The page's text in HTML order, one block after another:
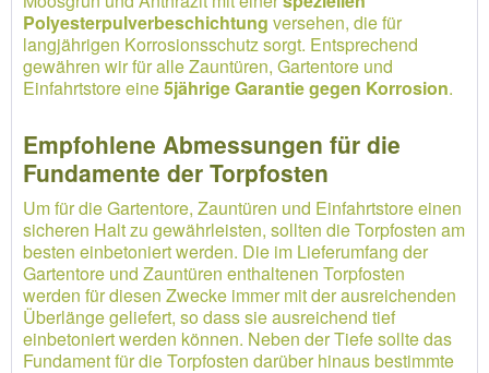
Polyesterpulverbeschichtung versehen, die für
langjährigen Korrosionsschutz sorgt. Entsprechend
gewähren wir für alle Zauntüren, Gartentore und
Einfahrtstore eine5jährige Garantie gegen Korrosion.
Empfohlene Abmessungen für die
Fundamente der Torpfosten
Um für die Gartentore, Zauntüren und Einfahrtstore einen
sicheren Halt zu gewährleisten, sollten die Torpfosten am
besten einbetoniert werden. Die im Lieferumfang der
Gartentore und Zauntüren enthaltenen Torpfosten
werden für diesen Zwecke immer mit der ausreichenden
Überlänge geliefert, so dass sie ausreichend tief
einbetoniert werden können. Neben der Tiefe sollte das
Fundament für die Torpfosten darüber hinaus bestimmte